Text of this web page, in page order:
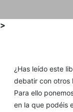
>
¿Has leído este
debatir con otros
Para ello
en la que podéis